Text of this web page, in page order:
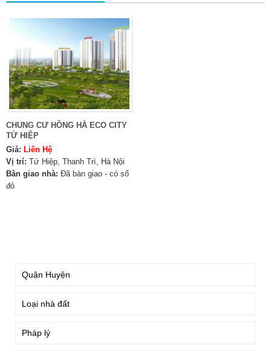
CHUNG CƯ HỒNG HÀ ECO CITY
TỨ HIỆP
Giá: Liên Hệ
Vị trí: Tứ Hiệp, Thanh Trì, Hà Nội
Bàn giao nhà: Đã bàn giao - có sổ
đỏ